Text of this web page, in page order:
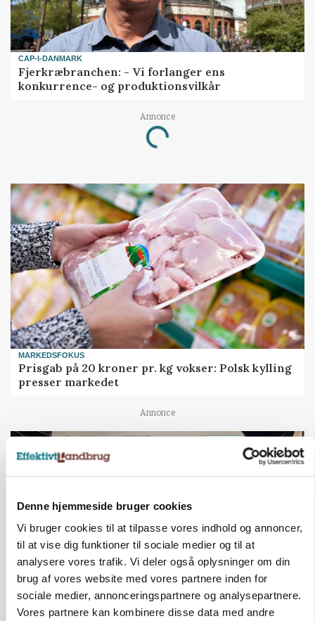
Denne hjemmeside bruger cookies
Vi bruger cookies til at tilpasse vores indhold og annoncer,
til at vise dig funktioner til sociale medier og til at
analysere vores trafik. Vi deler også oplysninger om din
brug af vores website med vores partnere inden for
sociale medier, annonceringspartnere og analysepartnere.
Vores partnere kan kombinere disse data med andre
CAP-I-DANMARK
Fjerkræbranchen: - Vi forlanger ens
konkurrence- og produktionsvilkår
Annonce
Loading...
MARKEDSFOKUS
Prisgab på 20 kroner pr. kg vokser: Polsk kylling
presser markedet
Annonce
Ejer eller medejer? Nyt tv-format udfordrer